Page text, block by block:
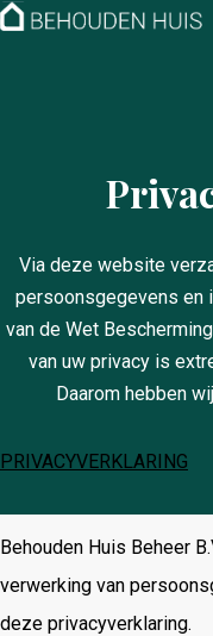
Hoe werkt het?
Via deze website
persoonsgegevens en
van de Wet
van uw privacy is
Daarom hebben
PRIVACYVERKLARING
Behouden Huis Beheer
verwerking van
deze privacyverklaring.